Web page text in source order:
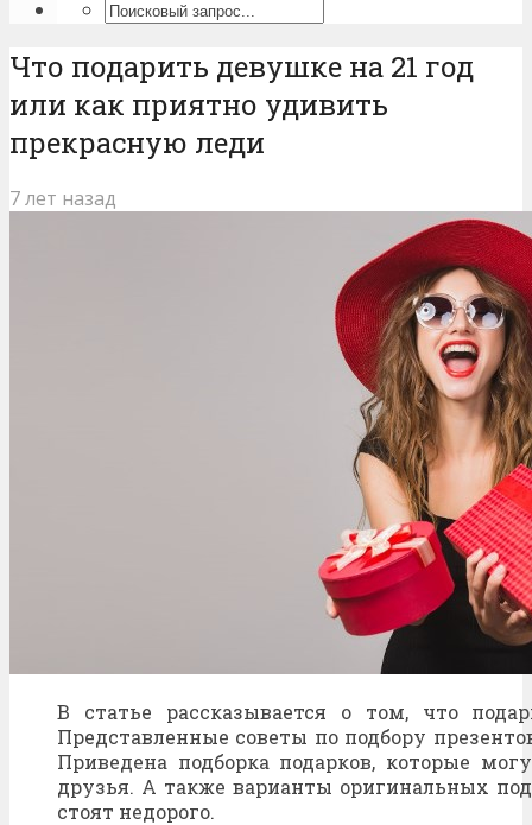
Что подарить девушке на 21 год
или как приятно удивить
прекрасную леди
7 лет назад
В статье рассказывается о том, что
Представленные советы по подбору
Приведена подборка подарков, которые
друзья. А также варианты оригинальных
стоят недорого.